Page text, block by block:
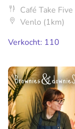
Café Take Five
Venlo (1km)
Verkocht: 110